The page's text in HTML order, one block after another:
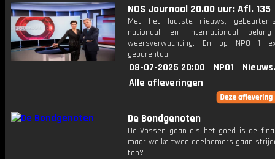
NOS Journaal 20.00 uur: Afl. 135
Met het laatste nieuws,
nationaal en internationaal
weersverwachting. En op NPO 1
gebarentaal.
08-07-2025 20:00 NPO1
Alle afleveringen
De Bondgenoten
De Vossen gaan als het goed is de
maar welke twee deelnemers gaan
ton?